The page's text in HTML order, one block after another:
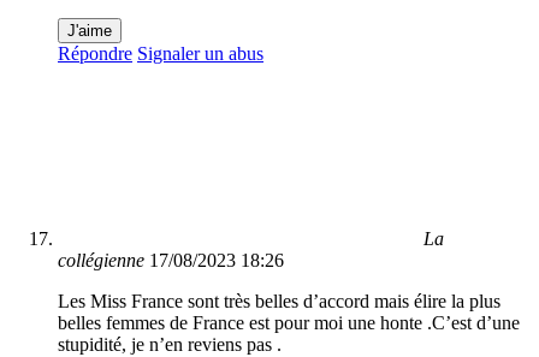
J'aime
Répondre Signaler un abus
La
collégienne 17/08/2023 18:26
Les Miss France sont très belles d’accord mais élire la plus
belles femmes de France est pour moi une honte .C’est d’une
stupidité, je n’en reviens pas .